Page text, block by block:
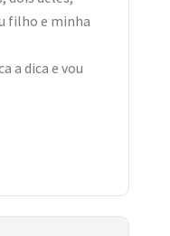
filho e minha
a dica e vou